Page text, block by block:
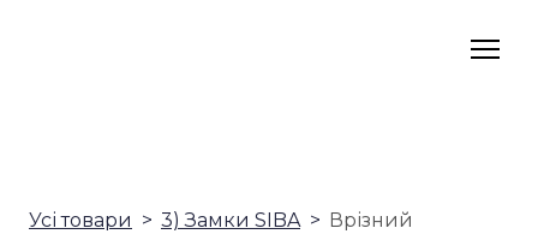
Усі товари 3) Замки SIBA
Врізний